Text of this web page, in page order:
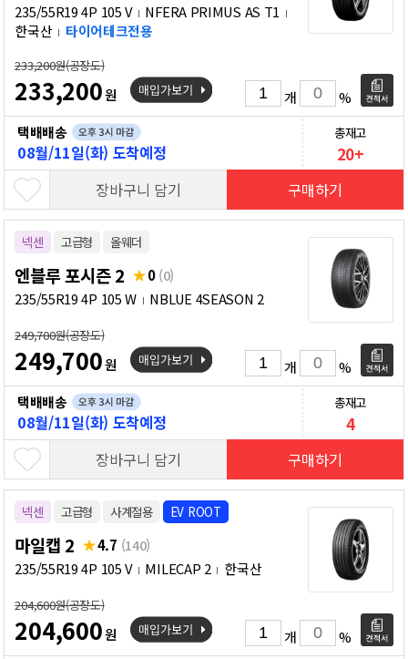
235/55R19 4P 105 V
NFERA PRIMUS AS T1
한국산
타이어테크전용
233,200원(공장도)
233,200원 개
%
택배배송
08월/11일(화) 도착예정
총재고
20+
장바구니 담기 구매하기
넥센 고급형 올웨더
엔블루 포시즌 2 0(0)
235/55R19 4P 105 W
NBLUE 4SEASON 2
249,700원(공장도)
249,700원 개
%
택배배송
08월/11일(화) 도착예정
총재고
4
장바구니 담기 구매하기
넥센 고급형 사계절용 EV ROOT
마일캡 2 4.7 (140)
235/55R19 4P 105 V
MILECAP 2 한국산
204,600원(공장도)
204,600원 개
%